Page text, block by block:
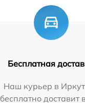
Бесплатная
Наш курьер в
бесплатно доставит